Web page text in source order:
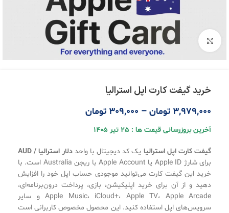
بزرگنمایی تصویر
خرید گیفت کارت اپل استرالیا
3,979,000 تومان –
309,000 تومان
آخرین بروزرسانی قیمت ها : 25 تیر 1405
گیفت کارت اپل استرالیا یک کد دیجیتال با واحددلار استرالیا / AUD
برای شارژ Apple ID یا Apple Account با ریجن Australia است. با
خرید این گیفت کارت می‌توانید موجودی حساب اپل خود را افزایش
دهید و از آن برای خرید اپلیکیشن، بازی، پرداخت درون‌برنامه‌ای،
Apple Music، iCloud+، Apple TV، Apple Arcade و سایر
سرویس‌های اپل استفاده کنید. این محصول مخصوص کاربرانی است